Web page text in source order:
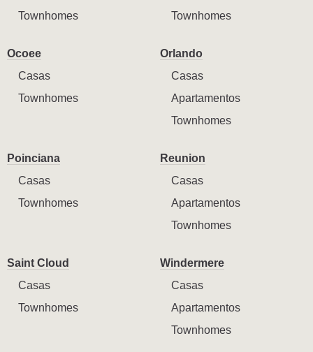
Townhomes
Townhomes
Ocoee
Casas
Townhomes
Orlando
Casas
Apartamentos
Townhomes
Poinciana
Casas
Townhomes
Reunion
Casas
Apartamentos
Townhomes
Saint Cloud
Casas
Townhomes
Windermere
Casas
Apartamentos
Townhomes